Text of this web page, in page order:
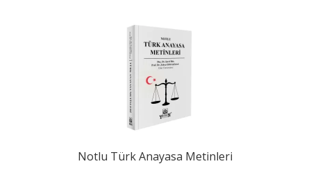
Notlu Türk Anayasa Metinleri